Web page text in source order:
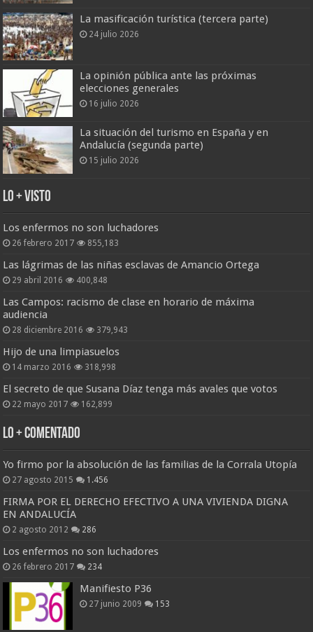
La masificación turística (tercera parte)
24 julio 2026
La opinión pública ante las próximas
elecciones generales
16 julio 2026
La situación del turismo en España y en
Andalucía (segunda parte)
15 julio 2026
Lo + Visto
Los enfermos no son luchadores
26 febrero 2017 855,183
Las lágrimas de las niñas esclavas de Amancio Ortega
29 abril 2016 400,848
Las Campos: racismo de clase en horario de máxima
audiencia
28 diciembre 2016 379,943
Hijo de una limpiasuelos
14 marzo 2016 318,998
El secreto de que Susana Díaz tenga más avales que votos
22 mayo 2017 162,899
Lo + Comentado
Yo firmo por la absolución de las familias de la Corrala Utopía
27 agosto 2015 1.456
FIRMA POR EL DERECHO EFECTIVO A UNA VIVIENDA DIGNA
EN ANDALUCÍA
2 agosto 2012 286
Los enfermos no son luchadores
26 febrero 2017 234
Manifiesto P36
27 junio 2009 153